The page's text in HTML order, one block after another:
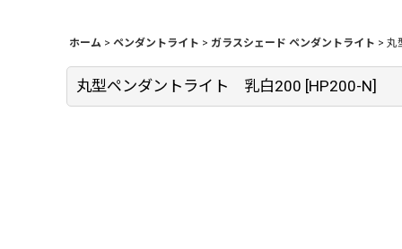
ホーム > ペンダントライト > ガラスシェード ペンダントライト > 丸
丸型ペンダントライト 乳白200 [HP200-N]